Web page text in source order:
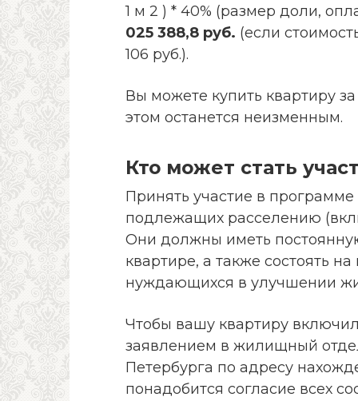
1 м 2 ) * 40% (размер доли,
025 388,8 руб. (если
106 руб.).
Вы можете купить квартиру
этом останется неизменным.
Кто может стать
Принять участие в
подлежащих расселению
Они должны иметь
квартире, а также состоять
нуждающихся в улучшении
Чтобы вашу квартиру
заявлением в жилищный
Петербурга по адресу
понадобится согласие всех